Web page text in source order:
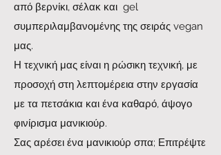
από βερνίκι, σέλακ και gel
συμπεριλαμβανομένης της σειράς vegan
μας.
Η τεχνική μας είναι η ρώσικη τεχνική, με
προσοχή στη λεπτομέρεια στην εργασία
με τα πετσάκια και ένα καθαρό, άψογο
φινίρισμα μανικιούρ.
Σας αρέσει ένα μανικιούρ σπα; Επιτρέψτε